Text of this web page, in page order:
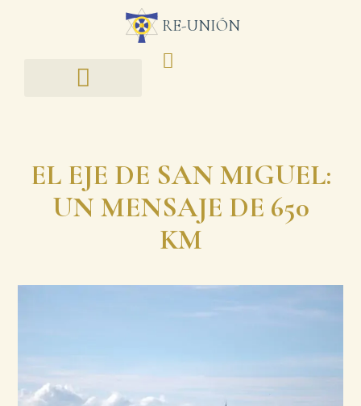
RE-UNIÓN
EL EJE DE SAN MIGUEL:
UN MENSAJE DE 650
KM